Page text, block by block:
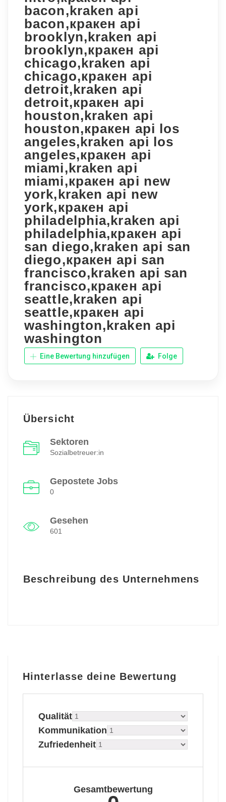
bacon,kraken api
bacon,кракен api
brooklyn,kraken api
brooklyn,кракен api
chicago,kraken api
chicago,кракен api
detroit,kraken api
detroit,кракен api
houston,kraken api
houston,кракен api los
angeles,kraken api los
angeles,кракен api
miami,kraken api
miami,кракен api new
york,kraken api new
york,кракен api
philadelphia,kraken api
philadelphia,кракен api
san diego,kraken api san
diego,кракен api san
francisco,kraken api san
francisco,кракен api
seattle,kraken api
seattle,кракен api
washington,kraken api
washington
Eine Bewertung hinzufügen Folge
Übersicht
Sektoren
Sozialbetreuer:in
Gepostete Jobs
0
Gesehen
601
Beschreibung des Unternehmens
Hinterlasse deine Bewertung
Qualität
Kommunikation
Zufriedenheit
Gesamtbewertung